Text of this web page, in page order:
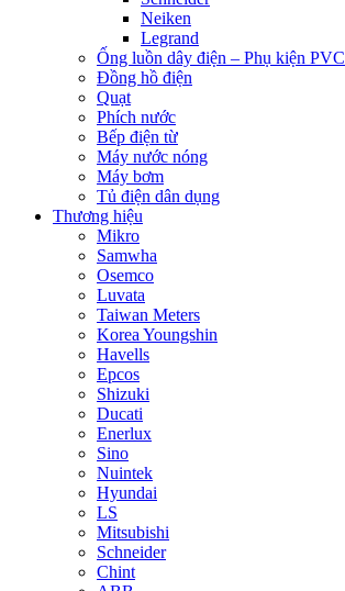
Neiken
Legrand
Ống luồn dây điện – Phụ kiện PVC
Đồng hồ điện
Quạt
Phích nước
Bếp điện từ
Máy nước nóng
Máy bơm
Tủ điện dân dụng
Thương hiệu
Mikro
Samwha
Osemco
Luvata
Taiwan Meters
Korea Youngshin
Havells
Epcos
Shizuki
Ducati
Enerlux
Sino
Nuintek
Hyundai
LS
Mitsubishi
Schneider
Chint